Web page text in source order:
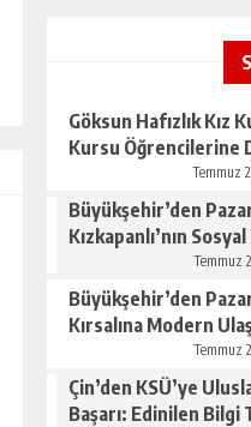
Göksun Hafızlık Kız
Kursu Öğrencilerine
Temmuz
Büyükşehir’den
Kızkapanlı’nın
Çevre Düzenlemesi.
Temmuz
Büyükşehir’den
Kırsalına Modern
Temmuz
Çin’den KSÜ’ye
Başarı: Edinilen Bilgi